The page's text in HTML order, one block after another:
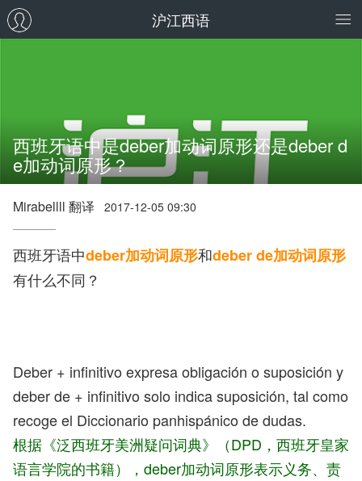
沪江西语
西班牙语中是deber加动词原形还是deber d
e加动词原形？
Mirabellll 翻译 2017-12-05 09:30
西班牙语中deber加动词原形和deber de加动词原形
有什么不同？
Deber + infinitivo expresa obligación o suposición y
deber de + infinitivo solo indica suposición, tal como
recoge el Diccionario panhispánico de dudas.
根据《泛西班牙美洲疑问词典》（DPD，西班牙皇家
语言学院的书籍），deber加动词原形表示义务、责